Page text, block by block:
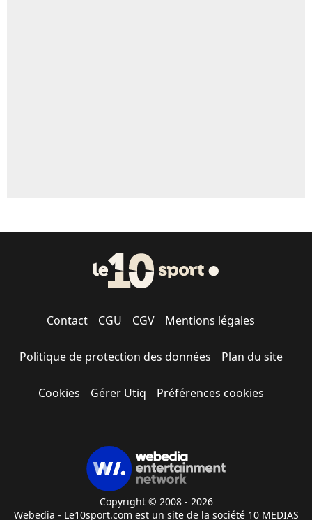
Contact CGU CGV Mentions légales
Politique de protection des données Plan du site
Cookies Gérer Utiq Préférences cookies
Copyright © 2008 - 2026
Webedia - Le10sport.com est un site de la société 10 MEDIAS